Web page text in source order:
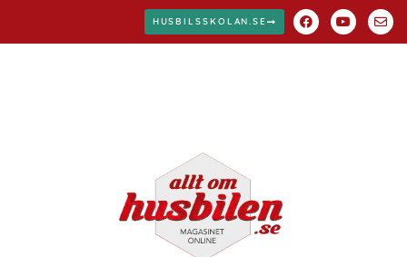
HUSBILSSKOLAN.SE